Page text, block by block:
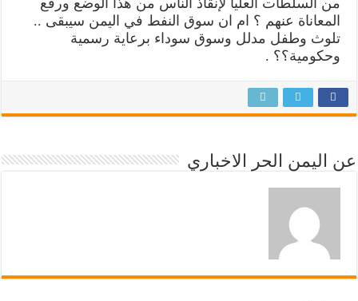
المعاناة عنهم ؟ ام ان سوق النفط في اليمن سيبقى ..
تلوث وطفل مدلل وسوق سوداء برعاية رسمية
وحكومية؟؟ .
عن اليمن الحر الاخباري